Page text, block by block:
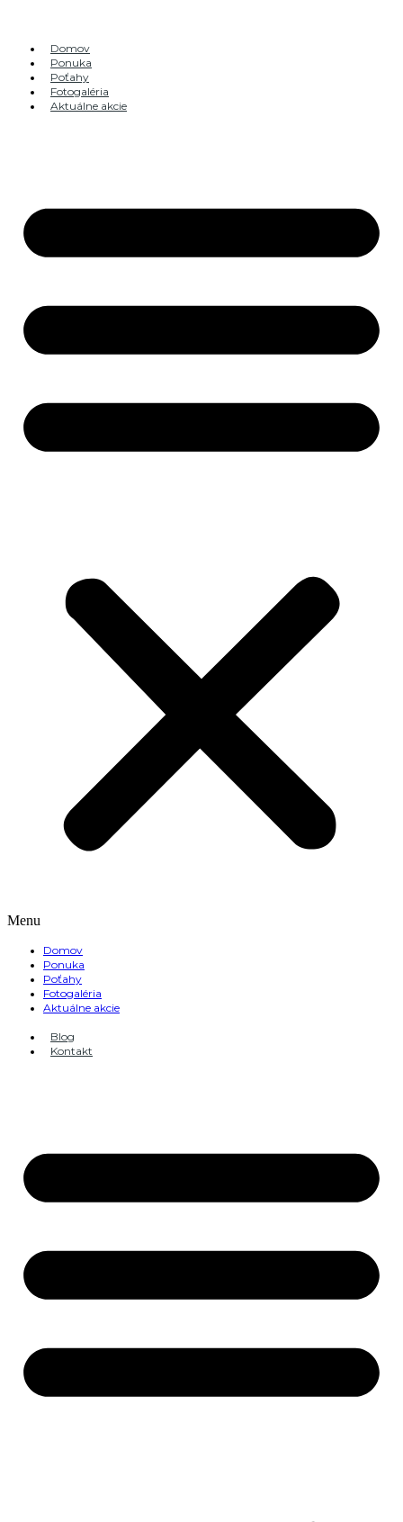
obsah
Domov
Ponuka
Poťahy
Fotogaléria
Aktuálne akcie
Menu
Domov
Ponuka
Poťahy
Fotogaléria
Aktuálne akcie
Blog
Kontakt